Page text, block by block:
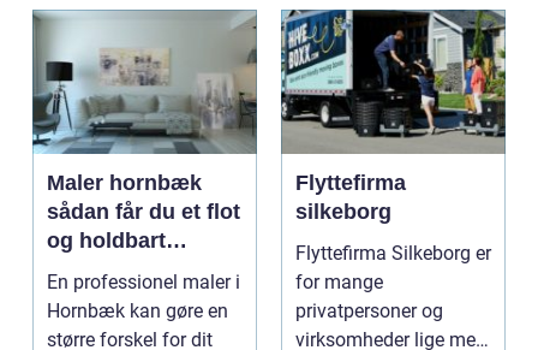
Maler hornbæk
sådan får du et flot
og holdbart
resultat
En professionel maler i
Hornbæk kan gøre en
større forskel for dit
Flyttefirma
silkeborg
Flyttefirma Silkeborg er
for mange
privatpersoner og
virksomheder lige med